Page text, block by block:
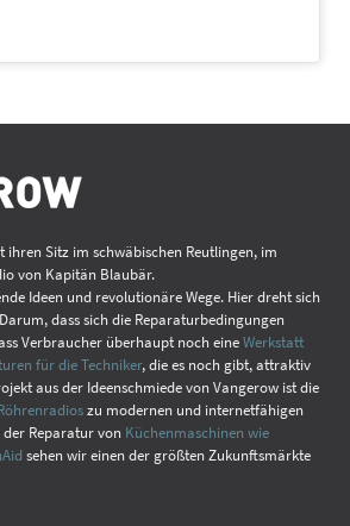
ihren Sitz im schwäbischen Reutlingen, im
von Kapitän Blaubär.
Ideen und revolutionäre Wege. Hier dreht sich
dass sich die Reparaturbedingungen
Verbraucher überhaupt noch eineWerkstatt
für die Techniker, die es noch gibt, attraktiv
aus der Ideenschmiede von Vangerow ist die
zu modernen und internetfähigen
Reparatur von Küchenmaschinen wie
sehen wir einen der größten Zukunftsmärkte